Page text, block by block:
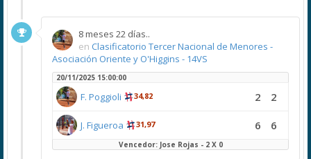
8 meses 22 días..
en Clasificatorio Tercer Nacional de Menores -
Asociación Oriente y O'Higgins - 14VS
20/11/2025 15:00:00
F. Poggioli 34,82 2 2
J. Figueroa 31,97 6 6
Vencedor: Jose Rojas - 2 X 0